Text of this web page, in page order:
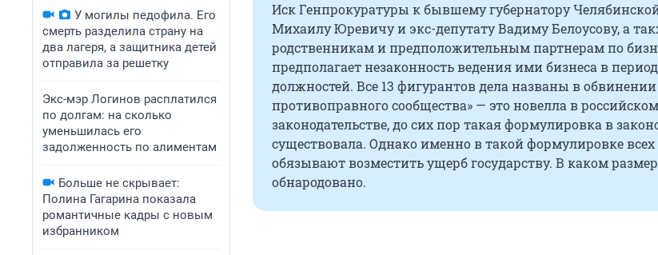
У могилы педофила. Его
смерть разделила страну на
два лагеря, а защитника детей
отправила за решетку
Экс-мэр Логинов расплатился
по долгам: на сколько
уменьшилась его
задолженность по алиментам
Больше не скрывает:
Полина Гагарина показала
романтичные кадры с новым
избранником
Иск Генпрокуратуры к бывшему губернатору
Михаилу Юревичу и экс-депутату Вадиму Белоусову, а
родственникам и предположительным партнерам по
предполагает незаконность ведения ими бизнеса в
должностей. Все 13 фигурантов дела названы в
противоправного сообщества» — это новелла в российском
законодательстве, до сих пор такая формулировка в
существовала. Однако именно в такой формулировке
обязывают возместить ущерб государству. В каком
обнародовано.